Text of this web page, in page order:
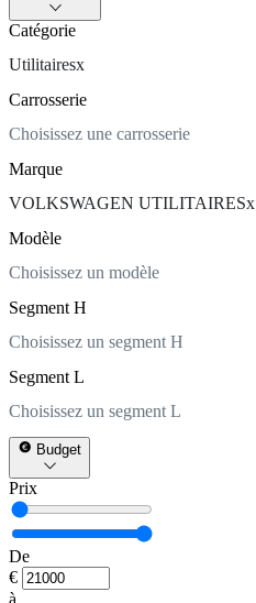
Catégorie
Utilitairesx
Carrosserie
Choisissez une carrosserie
Marque
VOLKSWAGEN UTILITAIRESx
Modèle
Choisissez un modèle
Segment H
Choisissez un segment H
Segment L
Choisissez un segment L
Budget
Prix
De
€